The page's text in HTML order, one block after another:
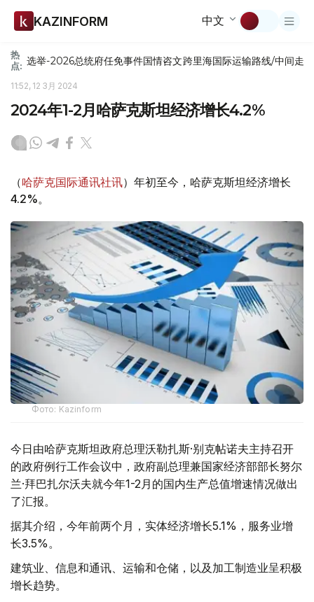
KAZINFORM 中文
热
点: 选举-2026总统府任免事件国情咨文跨里海国际运输路线/中间走廊
11:52, 12 3月 2024
2024年1-2月哈萨克斯坦经济增长4.2%
（哈萨克国际通讯社讯）年初至今，哈萨克斯坦经济增长
4.2%。
Фото: Kazinform
今日由哈萨克斯坦政府总理沃勒扎斯·别克帖诺夫主持召开
的政府例行工作会议中，政府副总理兼国家经济部部长努尔
兰·拜巴扎尔沃夫就今年1-2月的国内生产总值增速情况做出
了汇报。
据其介绍，今年前两个月，实体经济增长5.1%，服务业增
长3.5%。
建筑业、信息和通讯、运输和仓储，以及加工制造业呈积极
增长趋势。